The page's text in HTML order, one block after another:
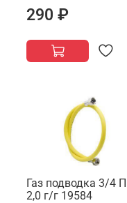
290 ₽
Газ подводка 3/4
2,0 г/г 19584